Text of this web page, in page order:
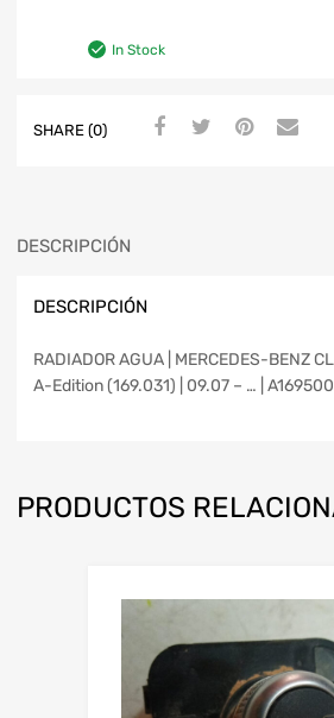
In Stock
SHARE (0)
DESCRIPCIÓN
DESCRIPCIÓN
RADIADOR AGUA | MERCEDES-BENZ
A-Edition (169.031) | 09.07 – … |
PRODUCTOS